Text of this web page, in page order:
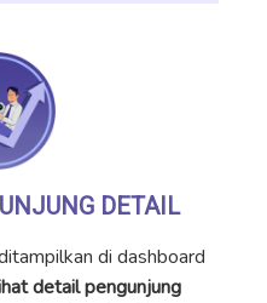
DETAIL
di dashboard
detail pengunjung